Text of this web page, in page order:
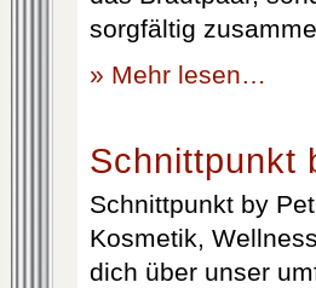
sorgfältig
» Mehr lesen…
Schnittpunkt
Schnittpunkt by
Kosmetik,
dich über unser